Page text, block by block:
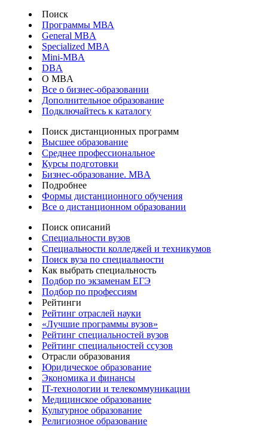
Поиск
Программы МВА
General MBA
Specialized MBA
Mini-MBA
DBA
О MBA
Все о бизнес-образовании
Дополнительное образование
Подключайтесь к каталогу
Поиск дистанционных программ
Высшее образование
Среднее профессиональное
Курсы подготовки
Бизнес-образование. MBA
Подробнее
Формы дистанционного обучения
Все о дистанционном образовании
Поиск описаний
Специальности вузов
Специальности колледжей и техникумов
Поиск вуза по специальности
Как выбрать специальность
Подбор по экзаменам ЕГЭ
Подбор по профессиям
Рейтинги
Рейтинг отраслей науки
«Лучшие программы вузов»
Рейтинг специальностей вузов
Рейтинг специальностей ссузов
Отрасли образования
Юридическое образование
Экономика и финансы
IT-технологии и телекоммуникации
Медицинское образование
Культурное образование
Религиозное образование